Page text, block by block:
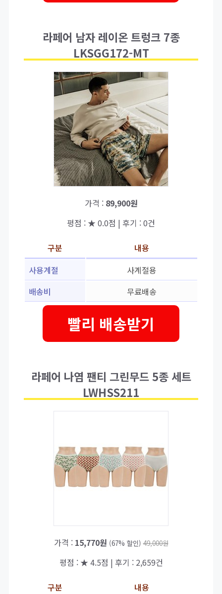
라페어 남자 레이온 트렁크 7종
LKSGG172-MT
가격 : 89,900원
평점 : ★ 0.0점 | 후기 : 0건
구분
내용
사용계절
사계절용
배송비
무료배송
빨리 배송받기
라페어 나염 팬티 그린무드 5종 세트
LWHSS211
가격 : 15,770원 (67% 할인) 49,000원
평점 : ★ 4.5점 | 후기 : 2,659건
구분
내용